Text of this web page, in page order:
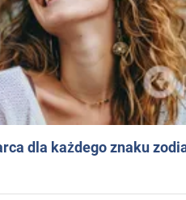
dla każdego znaku